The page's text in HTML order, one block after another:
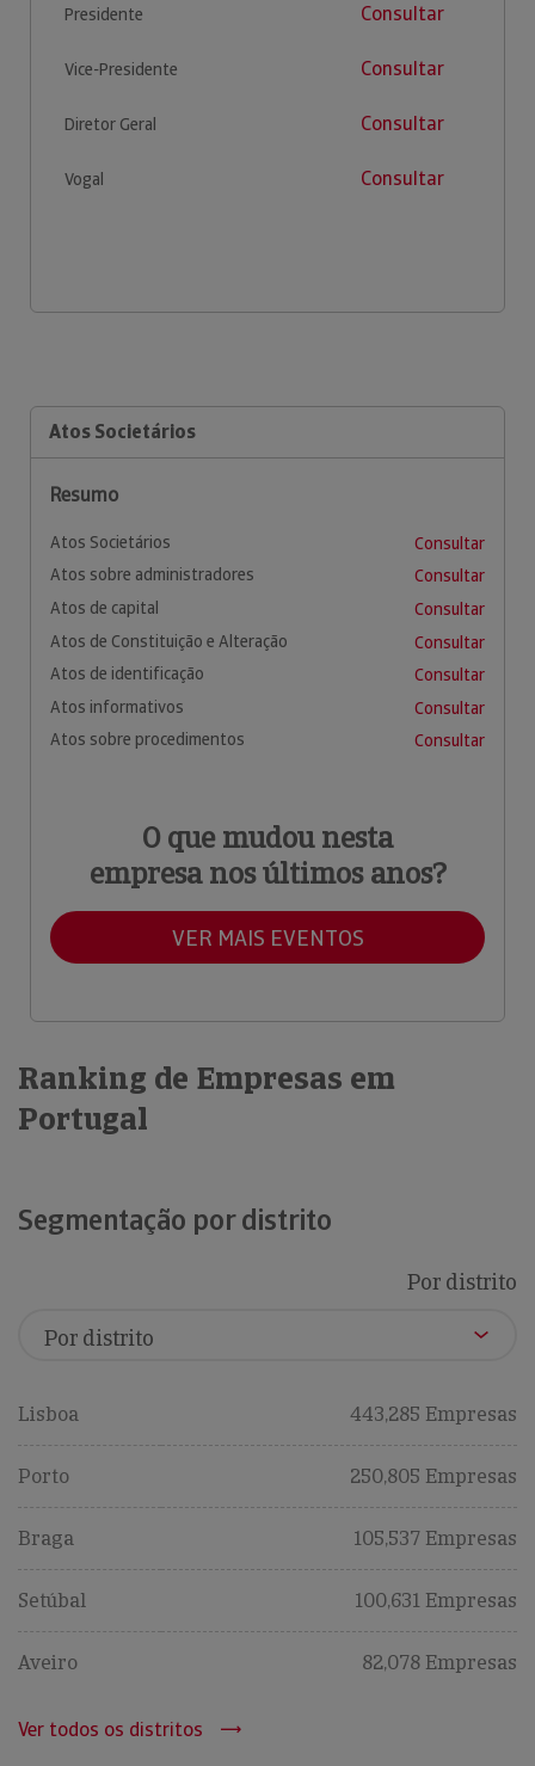
Presidente Consultar
Vice-Presidente Consultar
Diretor Geral Consultar
Vogal Consultar
Atos Societários
Resumo
Atos Societários
Consultar
Atos sobre administradores
Consultar
Atos de capital
Consultar
Atos de Constituição e Alteração
Consultar
Atos de identificação
Consultar
Atos informativos
Consultar
Atos sobre procedimentos
Consultar
O que mudou nesta
empresa nos últimos anos?
VER MAIS EVENTOS
Ranking de Empresas em
Portugal
Segmentação por distrito
Por distrito
Lisboa 443,285 Empresas
Porto 250,805 Empresas
Braga 105,537 Empresas
Setúbal 100,631 Empresas
Aveiro 82,078 Empresas
Ver todos os distritos